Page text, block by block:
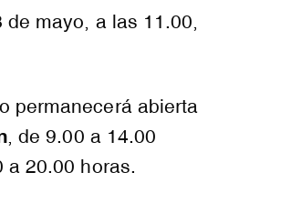
de mayo, a las 11.00,
permanecerá abierta
, de 9.00 a 14.00
a 20.00 horas.